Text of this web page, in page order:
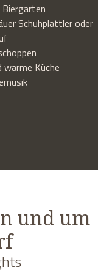
Biergarten
Schuhplattler oder
warme Küche
und um